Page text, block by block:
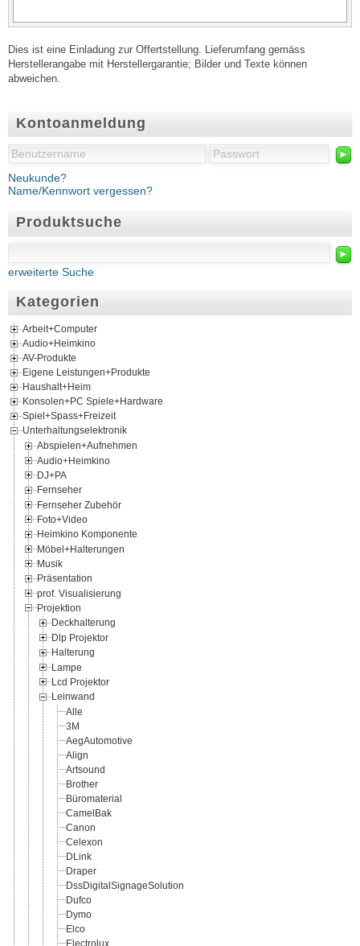
Kontoanmeldung
►
Neukunde?
Name/Kennwort vergessen?
Produktsuche
►
erweiterte Suche
Kategorien
Arbeit+Computer
Audio+Heimkino
AV-Produkte
Eigene Leistungen+Produkte
Haushalt+Heim
Konsolen+PC Spiele+Hardware
Spiel+Spass+Freizeit
Unterhaltungselektronik
Abspielen+Aufnehmen
Audio+Heimkino
DJ+PA
Fernseher
Fernseher Zubehör
Foto+Video
Heimkino Komponente
Möbel+Halterungen
Musik
Präsentation
prof. Visualisierung
Projektion
Deckhalterung
Dlp Projektor
Halterung
Lampe
Lcd Projektor
Leinwand
Alle
3M
AegAutomotive
Align
Artsound
Brother
Büromaterial
CamelBak
Canon
Celexon
DLink
Draper
DssDigitalSignageSolution
Dufco
Dymo
Elco
Electrolux
Dies ist eine Einladung zur Offertstellung. Lieferumfang gemäss
Herstellerangabe mit Herstellergarantie; Bilder und Texte können
abweichen.